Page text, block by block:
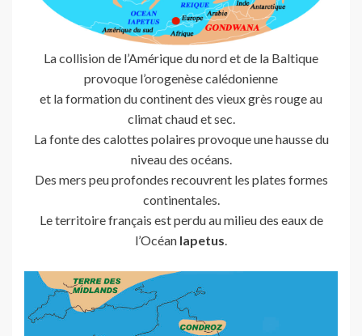
La collision de l’Amérique du nord et de la Baltique
provoque l’orogenèse calédonienne
et la formation du continent des vieux grès rouge au
climat chaud et sec.
La fonte des calottes polaires provoque une hausse du
niveau des océans.
Des mers peu profondes recouvrent les plates formes
continentales.
Le territoire français est perdu au milieu des eaux de
l’Océan Iapetus